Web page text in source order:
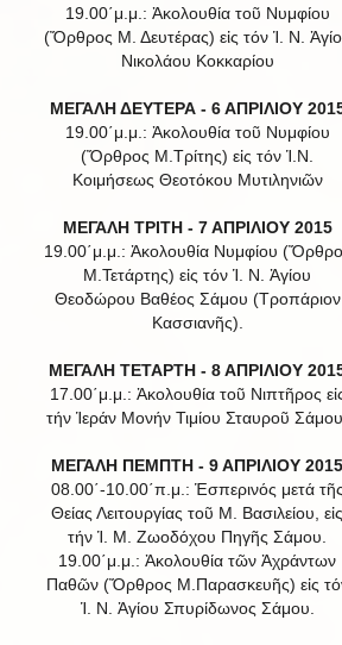
19.00΄μ.μ.: Ἀκολουθία τοῦ Νυμφίου
(Ὄρθρος Μ. Δευτέρας) εἰς τόν Ἱ. Ν.
Νικολάου Κοκκαρίου
ΜΕΓΑΛΗ ΔΕΥΤΕΡΑ - 6 ΑΠΡΙΛΙΟΥ
19.00΄μ.μ.: Ἀκολουθία τοῦ Νυμφίου
(Ὄρθρος Μ.Τρίτης) εἰς τόν Ἱ.Ν.
Κοιμήσεως Θεοτόκου Μυτιληνιῶν
ΜΕΓΑΛΗ ΤΡΙΤΗ - 7 ΑΠΡΙΛΙΟΥ 2015
19.00΄μ.μ.: Ἀκολουθία Νυμφίου
Μ.Τετάρτης) εἰς τόν Ἱ. Ν. Ἁγίου
Θεοδώρου Βαθέος Σάμου (Τροπάριον
Κασσιανῆς).
ΜΕΓΑΛΗ ΤΕΤΑΡΤΗ - 8 ΑΠΡΙΛΙΟΥ
17.00΄μ.μ.: Ἀκολουθία τοῦ Νιπτῆρος
τήν Ἱεράν Μονήν Τιμίου Σταυροῦ Σάμου.
ΜΕΓΑΛΗ ΠΕΜΠΤΗ - 9 ΑΠΡΙΛΙΟΥ 2015
08.00΄-10.00΄π.μ.: Ἑσπερινός μετά τῆς
Θείας Λειτουργίας τοῦ Μ. Βασιλείου, εἰς
τήν Ἱ. Μ. Ζωοδόχου Πηγῆς Σάμου.
19.00΄μ.μ.: Ἀκολουθία τῶν Ἀχράντων
Παθῶν (Ὄρθρος Μ.Παρασκευῆς) εἰς
Ἱ. Ν. Ἁγίου Σπυρίδωνος Σάμου.